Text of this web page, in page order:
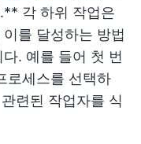
각 하위 작업은
를 달성하는 방법
. 예를 들어 첫 번
로세스를 선택하
련된 작업자를 식